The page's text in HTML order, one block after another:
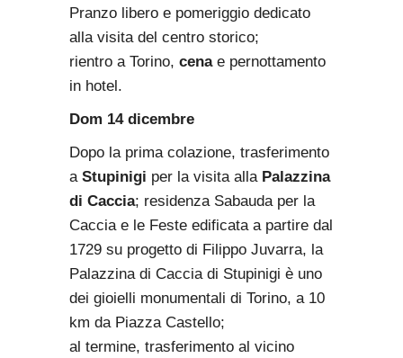
Pranzo libero e pomeriggio dedicato
alla visita del centro storico;
rientro a Torino,cenae pernottamento
in hotel.
Dom 14 dicembre
Dopo la prima colazione, trasferimento
aStupinigi per la visita alla Palazzina
di Caccia; residenza Sabauda per la
Caccia e le Feste edificata a partire dal
1729 su progetto di Filippo Juvarra, la
Palazzina di Caccia di Stupinigi è uno
dei gioielli monumentali di Torino, a 10
km da Piazza Castello;
al termine, trasferimento al vicino